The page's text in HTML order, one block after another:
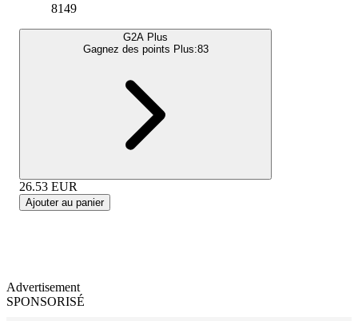
8149
G2A Plus
Gagnez des points Plus:83
26.53 EUR
Ajouter au panier
Advertisement
SPONSORISÉ